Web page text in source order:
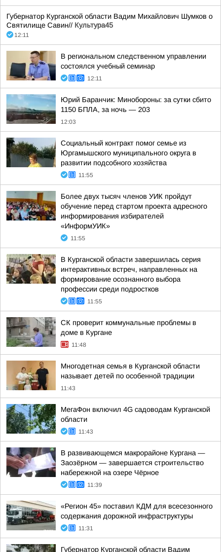
Губернатор Курганской области Вадим Михайлович Шумков о
Святилище Савин// Культура45
12:11
В региональном следственном управлении
состоялся учебный семинар
12:11
Юрий Баранчик: Минобороны: за сутки сбито
1150 БПЛА, за ночь — 203
12:03
Социальный контракт помог семье из
Юргамышского муниципального округа в
развитии подсобного хозяйства
11:55
Более двух тысяч членов УИК пройдут
обучение перед стартом проекта адресного
информирования избирателей
«ИнформУИК»
11:55
В Курганской области завершилась серия
интерактивных встреч, направленных на
формирование осознанного выбора
профессии среди подростков
11:55
CК проверит коммунальные проблемы в
доме в Кургане
11:48
Многодетная семья в Курганской области
называет детей по особенной традиции
11:43
МегаФон включил 4G садоводам Курганской
области
11:43
В развивающемся макрорайоне Кургана —
Заозёрном — завершается строительство
набережной на озере Чёрное
11:39
«Регион 45» поставил КДМ для всесезонного
содержания дорожной инфраструктуры
11:31
Губернатор Курганской области Вадим